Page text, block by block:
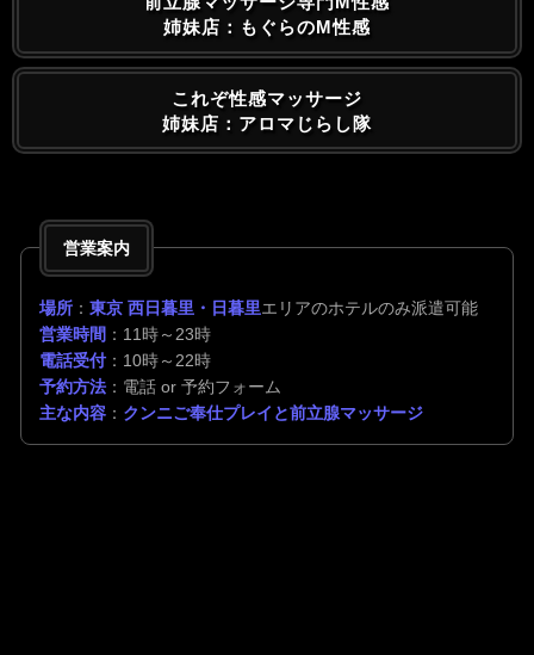
姉妹店：もぐらのM性感
これぞ性感マッサージ
姉妹店：アロマじらし隊
営業案内
場所 ： 東京 西日暮里・日暮里エリアのホテルのみ派遣可能
営業時間 ：11時～23時
電話受付：10時～22時
予約方法 ：電話 or 予約フォーム
主な内容 ： クンニご奉仕プレイと前立腺マッサージ